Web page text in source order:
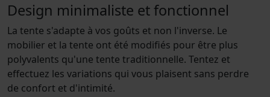
Design minimaliste et fonctionnel
La tente s'adapte à vos goûts et non l'inverse. Le
mobilier et la tente ont été modifiés pour être plus
polyvalents qu'une tente traditionnelle. Tentez et
effectuez les variations qui vous plaisent sans perdre
de confort et d'intimité.